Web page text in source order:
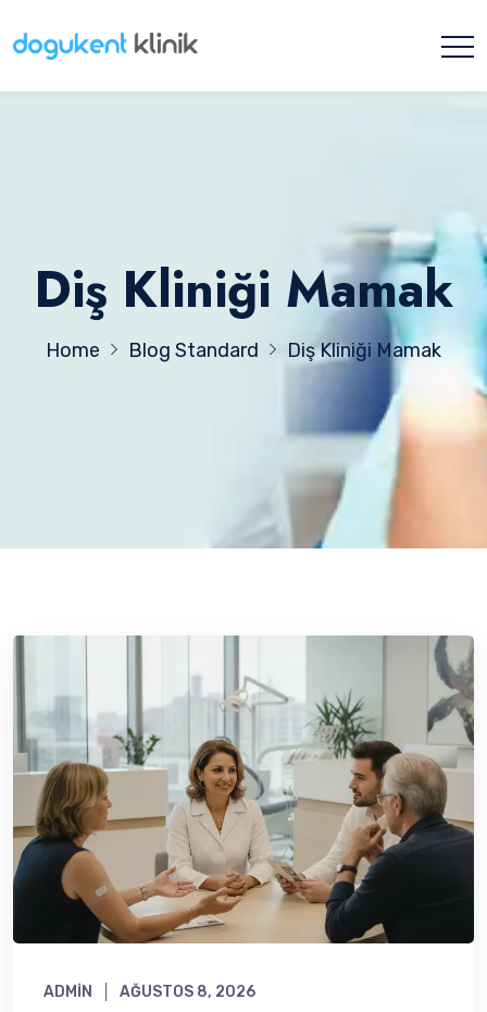
Diş Kliniği Mamak
Home Blog Standard Diş Kliniği Mamak
ADMIN AĞUSTOS 8, 2026